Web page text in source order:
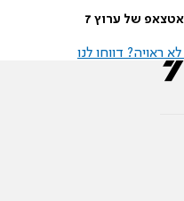
של ערוץ 7
ראויה? דווחו לנו